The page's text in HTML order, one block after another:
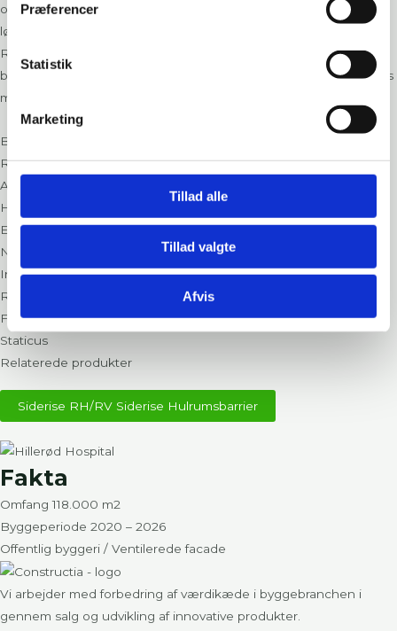
Præferencer
Statistik
Marketing
Tillad alle
Tillad valgte
Afvis
og horisontal hulrumslukning ved etageadskillelser. Begge
løsninger er integreret i facaden og kan udvide sig ved brand.
Resultatet er en dokumenteret løsning, der understøtter
byggeriets høje krav til brandsikkerhed, uden at gå på kompromis
med facadens funktion og arkitektoniske udtryk.
Bygherre
Region Hovedstaden
Arkitekt
Herzog & de Meuron & Vilhelm Lauritzen Arkitekter
Entreprenør
NCC Danmark A/S
Ingenør
Rambøll & MOE
Facadeentreprenør
Staticus
Relaterede produkter
Siderise RH/RV Siderise Hulrumsbarrier
Fakta
Omfang 118.000 m2
Byggeperiode 2020 – 2026
Offentlig byggeri / Ventilerede facade
Vi arbejder med forbedring af værdikæde i byggebranchen i
gennem salg og udvikling af innovative produkter.